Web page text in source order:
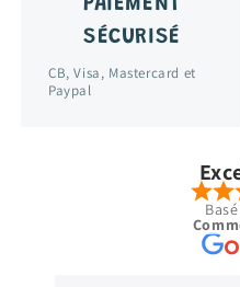
SÉCURISÉ
CB, Visa, Mastercard et
Paypal